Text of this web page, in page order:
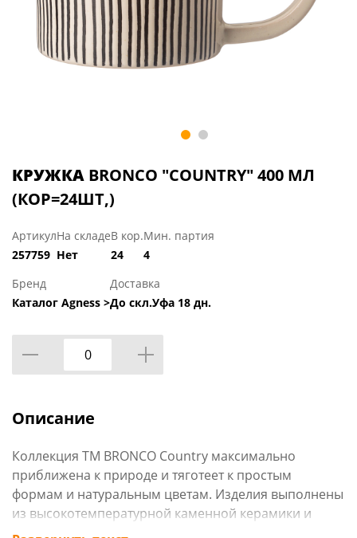
КРУЖКА BRONCO "COUNTRY" 400 МЛ
(КОР=24ШТ,)
Артикул
257759
На складе
Нет
В кор.
24
Мин. партия
4
Бренд
Каталог Agness >
Доставка
До скл.Уфа 18 дн.
Описание
Коллекция ТМ BRONCO Country максимально
приближена к природе и тяготеет к простым
формам и натуральным цветам. Изделия выполнены
из высокотемпературной каменной керамики и
обожжены при температуре от 1100 до 1400